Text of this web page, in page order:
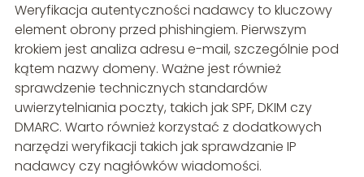
Weryfikacja autentyczności nadawcy to kluczowy
element obrony przed phishingiem. Pierwszym
krokiem jest analiza adresu e-mail, szczególnie pod
kątem nazwy domeny. Ważne jest również
sprawdzenie technicznych standardów
uwierzytelniania poczty, takich jak SPF, DKIM czy
DMARC. Warto również korzystać z dodatkowych
narzędzi weryfikacji takich jak sprawdzanie IP
nadawcy czy nagłówków wiadomości.